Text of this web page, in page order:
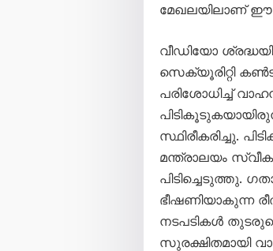
മേഖലയിലാണ് ഈ
വീഡിയോ
സെക്യൂരിറ്റി
പരിശോധിച്ച്
സ്ഥിരീകരിച്ചു.
മന്ത്രാലയം
പിടിച്ചെടുത്തു.
ഭീഷണിയാകുന്ന
നടപടികൾ
സുരക്ഷിതമായി